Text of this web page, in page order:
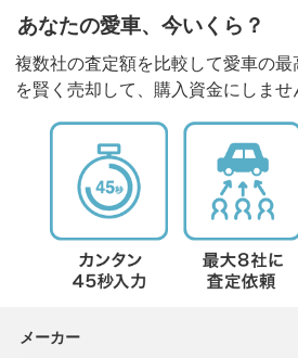
あなたの愛車、今いくら？
複数社の査定額を比較して愛車の
を賢く売却して、購入資金にしませ
メーカー